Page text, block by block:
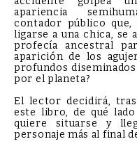
apariencia
contador público
ligarse a una chica, se
profecía ancestral
aparición de los
profundos
por el planeta?
El lector decidirá,
este libro, de qué lado
quiere situarse y
personaje más al final